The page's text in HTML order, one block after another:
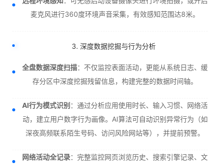
麦克风进行360度环境声音采集，有效感知范围达8米。
3. 深度数据挖掘与行为分析
全盘数据深度扫描：不仅监控表面活动，更能从系统日志、缓
存分区中深度挖掘残留信息，构建完整的数据时间轴。
AI行为模式识别 ：通过分析应用使用时长、输入习惯、网络活
动，建立用户数字行为画像。AI算法可自动识别异常行为（如
深夜高频联系陌生号码、访问风险网站等），并提前预警。
网络活动全记录：完整监控网页浏览历史、搜索引擎记录、文